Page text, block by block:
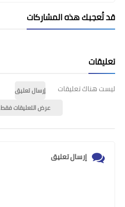
قد تُعجبك هذه المشاركات
تعليقات
ليست هناك تعليقات
إرسال تعليق
عرض التعليقات فقط
إرسال تعليق